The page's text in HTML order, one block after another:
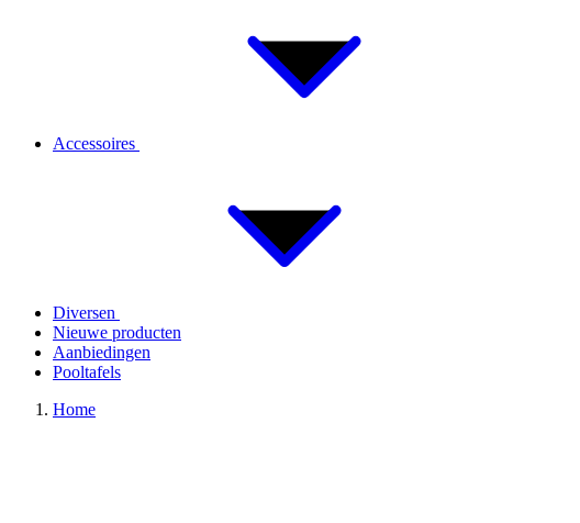
Accessoires
Diversen
Nieuwe producten
Aanbiedingen
Pooltafels
Home